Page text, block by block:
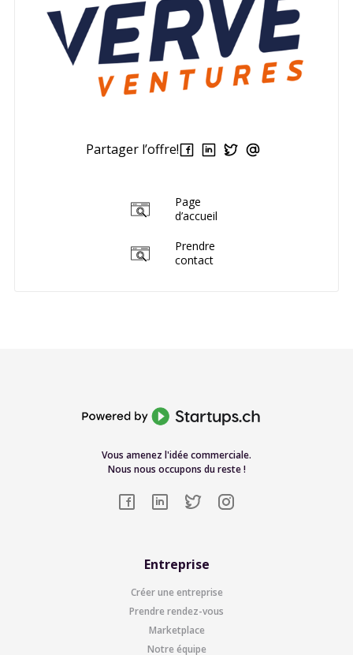
Partager l’offre!
Page
d’accueil
Prendre
contact
Vous amenez l'idée commerciale.
Nous nous occupons du reste !
Entreprise
Créer une entreprise
Prendre rendez-vous
Marketplace
Notre équipe